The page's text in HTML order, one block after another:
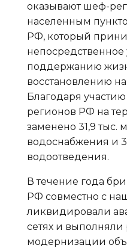
оказывают шеф-
населенным
РФ, который
непосредственное
поддержанию
восстановлению
Благодаря
регионов РФ на
заменено 31,9 тыс.
водоснабжения и
водоотведения.
В течение года
РФ совместно с
ликвидировали
сетях и выполняли
модернизации